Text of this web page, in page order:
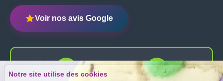
Notre site utilise des cookies
Voir nos avis Google